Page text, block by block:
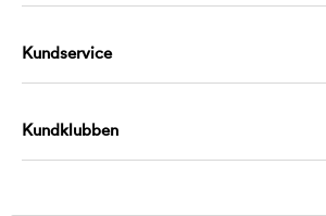
Kundservice
Kundklubben